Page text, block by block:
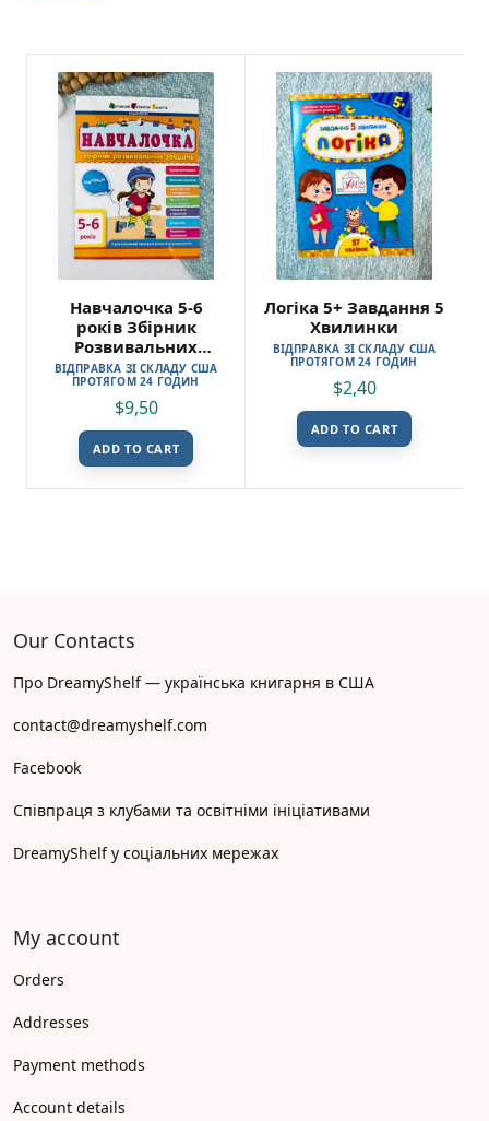
Навчалочка 5-6
років Збірник
Розвивальних
Завдань
ВІДПРАВКА ЗІ СКЛАДУ США
ПРОТЯГОМ 24 ГОДИН
$9,50
ADD TO CART
Логіка 5+ Завдання 5
Хвилинки
ВІДПРАВКА ЗІ СКЛАДУ США
ПРОТЯГОМ 24 ГОДИН
$2,40
ADD TO CART
Our Contacts
Про DreamyShelf — українська книгарня в США
contact@dreamyshelf.com
Facebook
Співпраця з клубами та освітніми ініціативами
DreamyShelf у соціальних мережах
My account
Orders
Addresses
Payment methods
Account details